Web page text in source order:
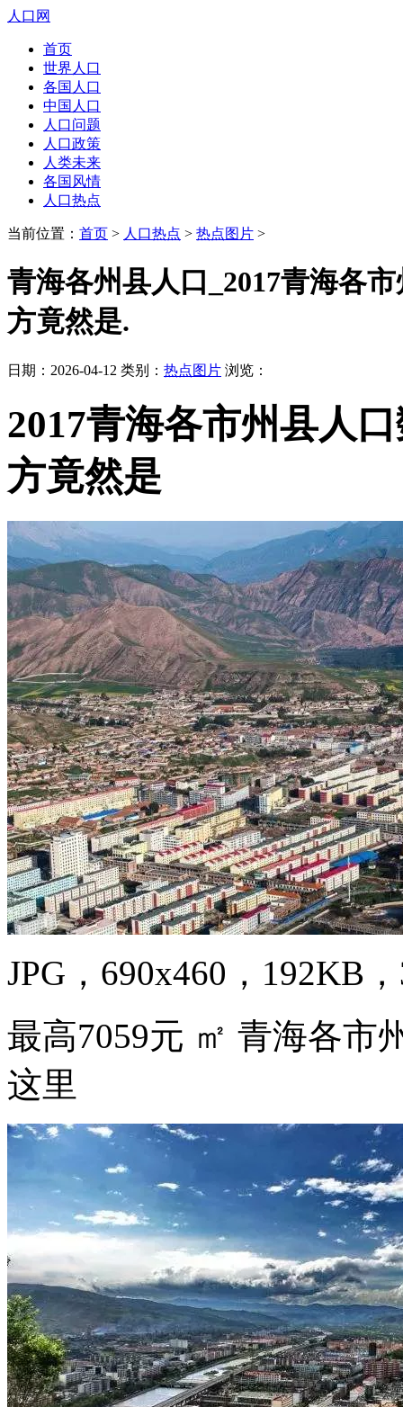
人口网
首页
世界人口
各国人口
中国人口
人口问题
人口政策
人类未来
各国风情
人口热点
当前位置： 首页 > 人口热点 > 热点图片 >
青海各州县人口_2017青海各
方竟然是.
日期：2026-04-12 类别： 热点图片 浏览：
2017青海各市州县人
方竟然是
JPG，690x460，192KB
最高7059元 ㎡ 青海各市
这里